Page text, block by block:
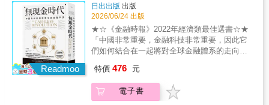
《重啟人生》作者「不是典型的矽谷科技樂觀
論。作者確實對AI未來抱持樂觀，但同時也展
現出這個時代格外珍貴、真誠而深刻的人文關
懷。為當前關於AI未來的重要公共辯論，貢獻
良多。」──安妮－瑪麗•斯勞特（Anne-Marie
Slaughter）｜普林斯頓大學榮譽教授「所有真
正關心AI發展、並希望跳脫社群媒體空洞論戰
的人都應該讀。霍夫曼不僅擁有無可取代的第
一手產業經驗，更兼具清晰務實的思維，以及
然、人性的連結。 在這場席捲全球的變革浪潮
中，企業競爭的關鍵已不只是「做得更快」，
而是如何將創新、文化與營運整合為一體。這
不只是一本商業書，更是一張帶領你從亞洲出
發、邁向全球卓越的轉型地圖。【本書特色】
1.亞洲視角的全球卓越營運典範以新加坡、日
本、南韓、印度與中國為案例，揭示亞洲如何
重塑卓越營運模式。2.QCDS核心模型，全面提
升營運效能品質、成本、交付與服務四大核
同推薦｜廣達集團創辦人暨董事長 林百里｜陽
明交通大學校長 林奇宏｜數位發展部部長 林宜
敬緯創資通董事長暨策略長 林憲銘｜華碩電腦
董事長 施崇棠｜臺灣大學校長 陳文章台灣產業
創生平台創辦人暨董事長 黃日燦｜群聯電子創
辦人暨執行長 潘健成（依姓氏筆畫排序）
時決策，邁向低碳、智慧化的未來物流。․服務
(Service)：從標準化走向有溫度的「大規模客
製化」，服務成為推動社會與顧客關係轉型的
關鍵。亞洲崛起：從追隨者到規則制定者 本書
最具啟發性的亮點，在於深入解析亞洲如何改
合揭開三星與韓流背後的pali-pali（快！快！）
精神，如何將創意轉化為世界級競爭力。․印度
｜逆境中鍛鍊的領導力為什麼矽谷巨頭執行長
略，完整說明如何使用這項技術發掘新的機
會，尋找合適的資源、擬定計畫，如何探索、
設計與部署，以及建立有效的管理等等，充分
滿足個人或組織需求，成功實現各種創新。本
書能夠讓你： 了解區塊鏈技術的基礎知識和
相關術語 確定事業所面臨的威脅和機會 實
作區塊鏈解決方案以推動業務轉型，取得領先
塊鏈你將順應時勢，在區塊鏈驅動的商業革命
浪潮中成為推動革新的一方，而非在變革的浪
Readmoo
日出出版 出版
2026/06/24 出版
★☆《金融時報》2022年經濟類最佳選書☆★
「中國非常重要，金融科技非常重要，因此它
們如何結合在一起將對全球金融體系的走向產
斯（Lawrence H. Summers） 從行動支付到線
上投資、從數位借貸到央行數位貨幣，中國站
上金融科技創新的最前線，快速改變了全球的
特價 476 元
電子書